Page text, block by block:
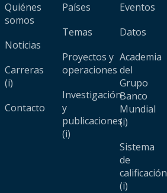
Quiénes
somos
Noticias
Carreras
(i)
Contacto
Países
Temas
Proyectos y
operaciones
Investigación
y
publicaciones
(i)
Eventos
Datos
Academia
del
Grupo
Banco
Mundial
(i)
Sistema
de
calificación
(i)